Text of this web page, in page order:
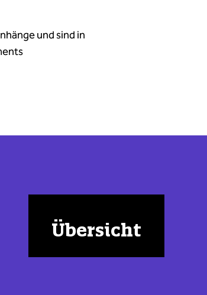
und sind in
Übersicht